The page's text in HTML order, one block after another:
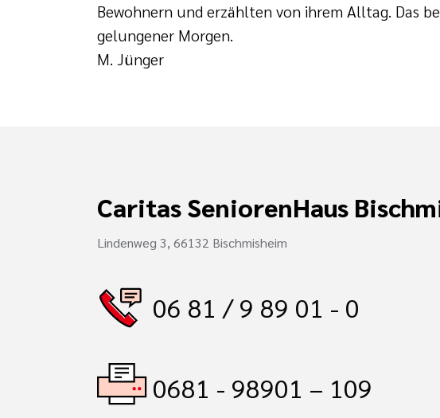
Bewohnern und erzählten von ihrem Alltag. Das
gelungener Morgen.
M. Jünger
Caritas SeniorenHaus
Lindenweg 3, 66132 Bischmisheim
06 81 / 9 89 01 - 0
0681 - 98901 – 109